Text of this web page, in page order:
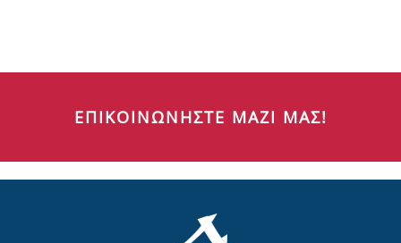
ΕΠΙΚΟΙΝΩΝΗΣΤΕ ΜΑΖΙ ΜΑΣ!